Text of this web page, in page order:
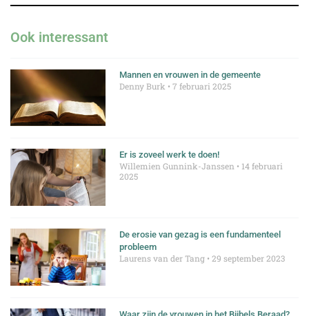
Ook interessant
Mannen en vrouwen in de gemeente
Denny Burk 7 februari 2025
Er is zoveel werk te doen!
Willemien Gunnink-Janssen
14 februari
2025
De erosie van gezag is een fundamenteel
probleem
Laurens van der Tang 29 september 2023
Waar zijn de vrouwen in het Bijbels Beraad?